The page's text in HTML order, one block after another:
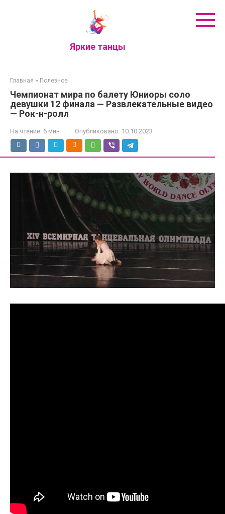
Яркие танцы
Главная » Полезное
Чемпионат мира по балету Юниоры соло
девушки 12 финала — Развлекательные видео
— Рок-н-ролл
На чтение: 6 мин Опубликовано: 10.10.2023